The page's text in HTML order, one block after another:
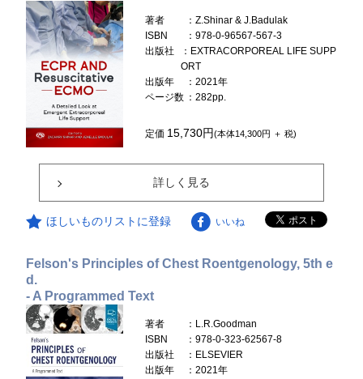
著者
：Z.Shinar & J.Badulak
ISBN
：978-0-96567-567-3
出版社
：EXTRACORPOREAL LIFE SUPP
ORT
出版年
：2021年
ページ数 ：282pp.
定価 15,730円(本体14,300円 ＋ 税)
詳しく見る
ほしいものリストに登録 いいね
Felson's Principles of Chest Roentgenology, 5th e
d.
- A Programmed Text
著者
：L.R.Goodman
ISBN
：978-0-323-62567-8
出版社
：ELSEVIER
出版年
：2021年